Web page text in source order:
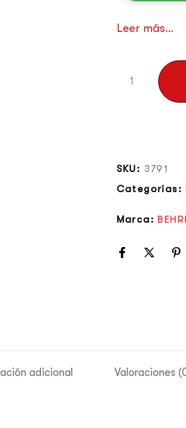
para
Y, por si
puedes
AES50,
Leer más...
SKU: 3791
Categorías:
Marca:
adicional Valoraciones